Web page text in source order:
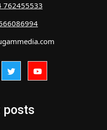
762455533
posts